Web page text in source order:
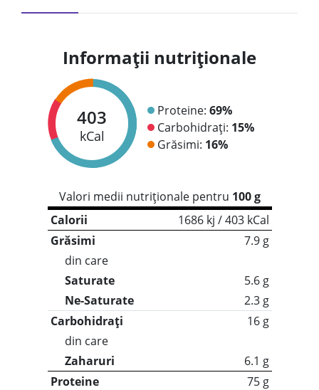
Informații nutriționale
403
kCal
Proteine: 69%
Carbohidrați: 15%
Grăsimi: 16%
Valori medii nutriționale pentru 100 g
Calorii
1686 kj / 403 kCal
Grăsimi
7.9 g
din care
Saturate
5.6 g
Ne-Saturate
2.3 g
Carbohidrați
16 g
din care
Zaharuri
6.1 g
Proteine
75 g